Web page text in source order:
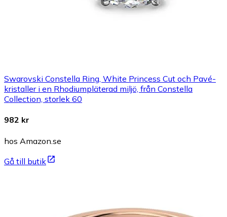
Swarovski Constella Ring, White Princess Cut och Pavé-
kristaller i en Rhodiumpläterad miljö, från Constella
Collection, storlek 60
982 kr
hos Amazon.se
Gå till butik